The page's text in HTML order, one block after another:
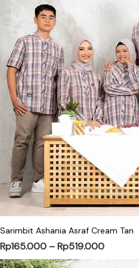
Sarimbit Ashania Asraf Cream Tan
Rp165.000 –Rp519.000